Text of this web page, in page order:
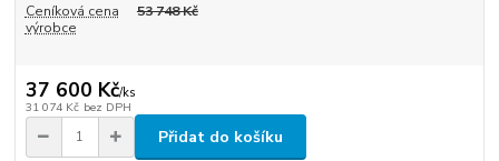
Ceníková cena
výrobce
53 748 Kč
37 600 Kč/ks
31 074 Kč bez DPH
Přidat do košíku